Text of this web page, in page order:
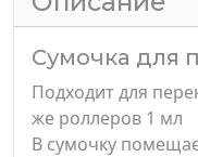
Сумочка для
Подходит для
же роллеров 1 мл
В сумочку